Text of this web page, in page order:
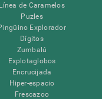
Línea de Caramelos
Puzles
Explorador
Dígitos
Zumbalú
Explotaglobos
Encrucijada
Hiper-espacio
Frescazoo